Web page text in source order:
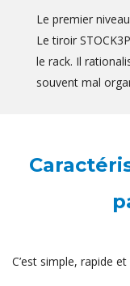
Le premier
Le tiroir
le rack. Il
souvent mal
C’est simple, rapide